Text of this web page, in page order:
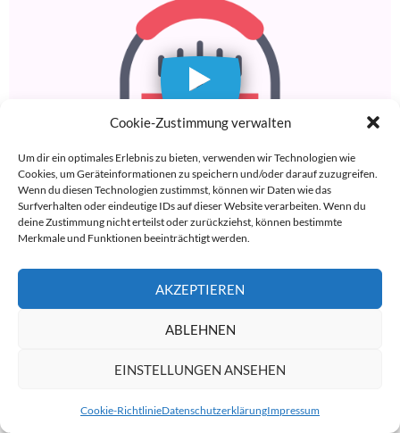
Cookie-Zustimmung verwalten
Um dir ein optimales Erlebnis zu bieten, verwenden wir Technologien wie
Cookies, um Geräteinformationen zu speichern und/oder darauf zuzugreifen.
Wenn du diesen Technologien zustimmst, können wir Daten wie das
Surfverhalten oder eindeutige IDs auf dieser Website verarbeiten. Wenn du
deine Zustimmung nicht erteilst oder zurückziehst, können bestimmte
Merkmale und Funktionen beeinträchtigt werden.
AKZEPTIEREN
ABLEHNEN
EINSTELLUNGEN ANSEHEN
Cookie-RichtlinieDatenschutzerklärungImpressum
BUGA IN ERFURT 4. SEPTEMBER 2021 CTOUR-REDAKTION
SCHLÖSSER GUIDE DEUTSCHLAND
Übersichtskarte Deutschland